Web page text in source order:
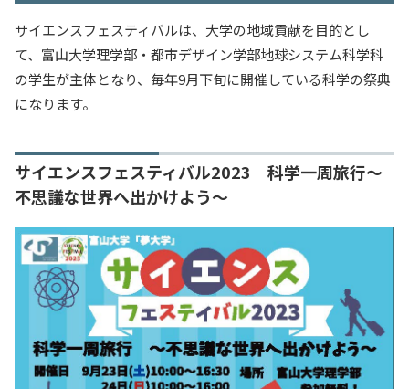
サイエンスフェスティバルは、大学の地域貢献を目的とし
て、富山大学理学部・都市デザイン学部地球システム科学科
の学生が主体となり、毎年9月下旬に開催している科学の祭典
になります。
サイエンスフェスティバル2023 科学一周旅行～
不思議な世界へ出かけよう～